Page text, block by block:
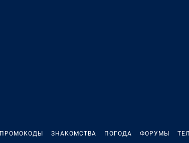
ПРОМОКОДЫ ЗНАКОМСТВА ПОГОДА ФОРУМЫ